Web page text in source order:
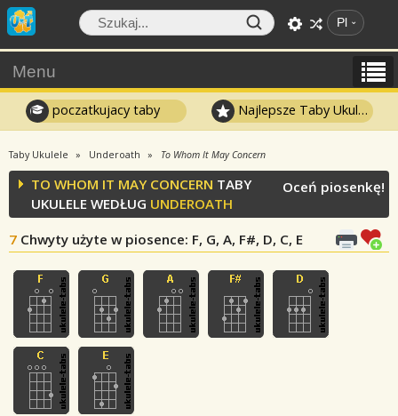
Pl
Menu
poczatkujacy taby Najlepsze Taby Ukulele
Taby Ukulele Underoath To Whom It May Concern
TO WHOM IT MAY CONCERN TABY
UKULELE WEDŁUG UNDEROATH
7 Chwyty użyte w piosence: F, G, A, F#, D, C, E
Oceń piosenkę!